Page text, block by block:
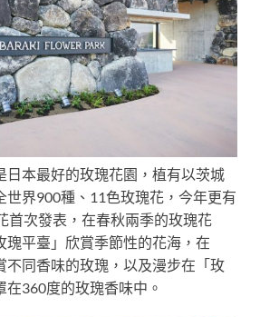
日本最好的玫瑰花園，植有以茨城
世界900種、11色玫瑰花，今年更有
首次發表，在春秋兩季的玫瑰花
瑰平臺」欣賞季節性的花海，在
不同香味的玫瑰，以及漫步在「玫
360度的玫瑰香味中。